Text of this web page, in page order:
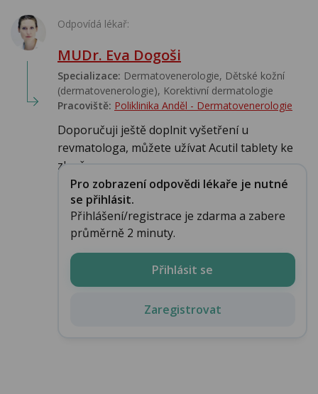
Odpovídá lékař:
MUDr. Eva Dogoši
Specializace: Dermatovenerologie, Dětské kožní
(dermatovenerologie), Korektivní dermatologie
Pracoviště: Poliklinika Anděl - Dermatovenerologie
Doporučuji ještě doplnit vyšetření u
revmatologa, můžete užívat Acutil tablety ke
zlepšen...
Pro zobrazení odpovědi lékaře je nutné
se přihlásit.
Přihlášení/registrace je zdarma a zabere
průměrně 2 minuty.
Přihlásit se
Zaregistrovat